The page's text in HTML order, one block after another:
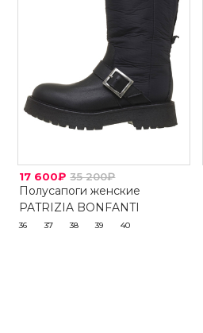
17 600₽ 35 200₽
Полусапоги женские
PATRIZIA BONFANTI
36 37 38 39 40